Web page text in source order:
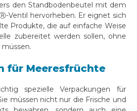
den Standbodenbeutel mit dem
Ventil hervorheben. Er eignet sich
Produkte, die auf einfache Weise
zubereitet werden sollen, ohne
für Meeresfrüchte
spezielle Verpackungen für
müssen nicht nur die Frische und